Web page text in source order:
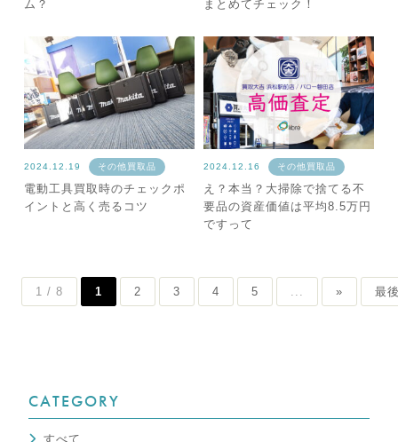
ム？
まとめてチェック！
2024.12.19 その他買取品
電動工具買取時のチェックポ
イントと高く売るコツ
2024.12.16 その他買取品
え？本当？大掃除で捨てる不
要品の資産価値は平均8.5万円
ですって
1 / 8 1 2 3 4 5 ... » 最
CATEGORY
すべて